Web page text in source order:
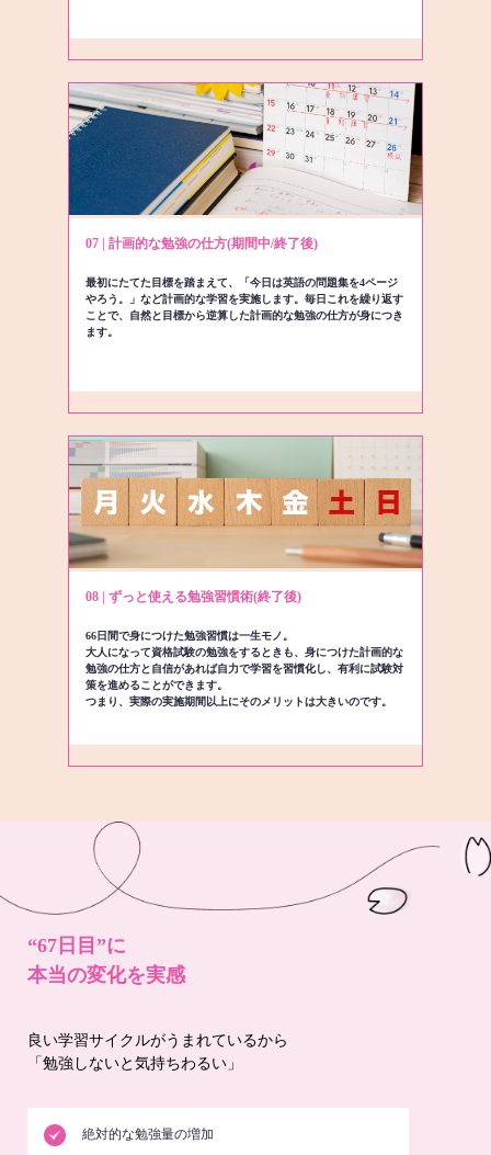
07 | 計画的な勉強の仕方(期間中/終了後)
最初にたてた目標を踏まえて、「今日は英語の問題集を4ページ
やろう。」など計画的な学習を実施します。毎日これを繰り返す
ことで、自然と目標から逆算した計画的な勉強の仕方が身につき
ます。
08 | ずっと使える勉強習慣術(終了後)
66日間で身につけた勉強習慣は一生モノ。
大人になって資格試験の勉強をするときも、身につけた計画的な
勉強の仕方と自信があれば自力で学習を習慣化し、有利に試験対
策を進めることができます。
つまり、実際の実施期間以上にそのメリットは大きいのです。
“67日目”に
本当の変化を実感
良い学習サイクルがうまれているから
「勉強しないと気持ちわるい」
絶対的な勉強量の増加